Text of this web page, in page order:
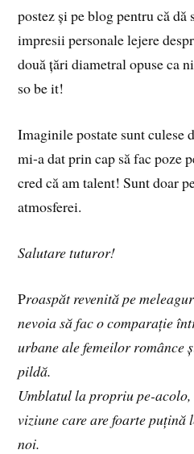
postez și pe blog pentru că dă
impresii personale lejere
două țări diametral opuse ca
so be it!
Imaginile postate sunt culese
mi-a dat prin cap să fac poze
cred că am talent! Sunt doar
atmosferei.
Salutare tuturor!
Proaspăt revenită pe
nevoia să fac o comparație
urbane ale femeilor românce
pildă.
Umblatul la propriu pe-acolo,
viziune care are foarte puțină
noi.